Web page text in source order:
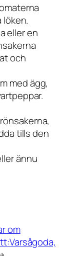
löken.
eller en
och
med ägg,
tills den
ännu
om